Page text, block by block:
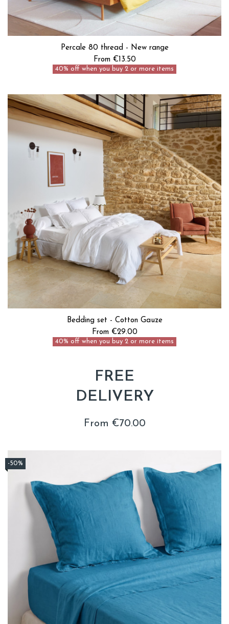
Percale 80 thread - New range
From €13.50
40% off when you buy 2 or more items
Bedding set - Cotton Gauze
From €29.00
40% off when you buy 2 or more items
FREE
DELIVERY
From €70.00
-50%